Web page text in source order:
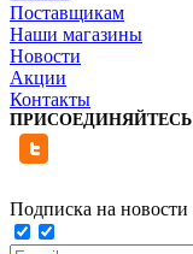
Поставщикам
Наши магазины
Новости
Акции
Контакты
ПРИСОЕДИНЯЙТЕСЬ
Подписка на новости